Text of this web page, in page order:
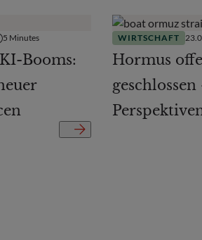
5 Minutes
Booms:
WIRTSCHAFT
Hormus